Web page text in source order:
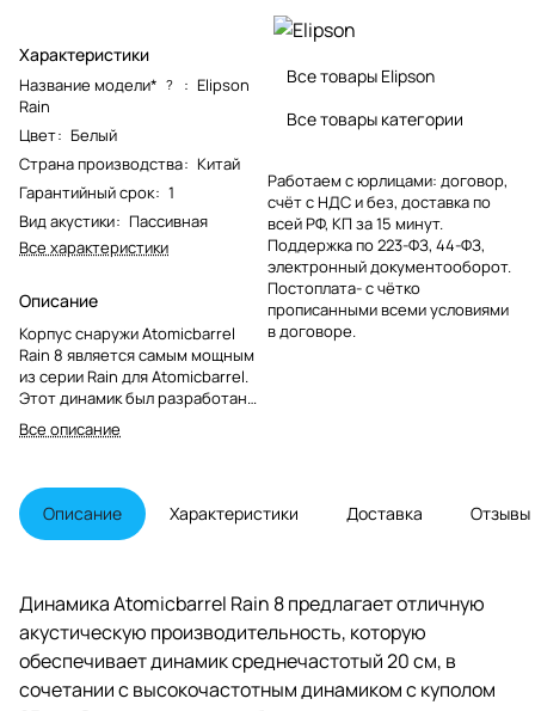
Характеристики
Название модели* ? : Elipson
Rain
Цвет: Белый
Страна производства: Китай
Гарантийный срок: 1
Вид акустики: Пассивная
Все характеристики
Описание
Корпус снаружи Atomicbarrel
Rain 8 является самым мощным
из серии Rain для Atomicbarrel.
Этот динамик был разработан
для использования внутри и вне
помещения, без какого-либо
звука. Система подходит для
всех типов сред, независимо от
условий влажности, поэтому она
любого другого места, где по
погодным использовать
обычные колонки будет
неуместным
Все описание
Все товары Elipson
Все товары категории
Работаем с юрлицами: договор,
счёт с НДС и без, доставка по
всей РФ, КП за 15 минут.
Поддержка по 223-ФЗ, 44-ФЗ,
электронный документооборот.
Постоплата- с чётко
прописанными всеми условиями
в договоре.
Описание Характеристики Доставка Отзывы
Динамика Atomicbarrel Rain 8 предлагает отличную
акустическую производительность, которую
обеспечивает динамик среднечастотый 20 см, в
сочетании с высокочастотным динамиком с куполом